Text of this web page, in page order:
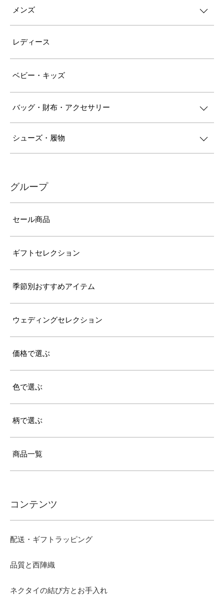
メンズ
レディース
ベビー・キッズ
バッグ・財布・アクセサリー
シューズ・履物
グループ
セール商品
ギフトセレクション
季節別おすすめアイテム
ウェディングセレクション
価格で選ぶ
色で選ぶ
柄で選ぶ
商品一覧
コンテンツ
配送・ギフトラッピング
品質と西陣織
ネクタイの結び方とお手入れ